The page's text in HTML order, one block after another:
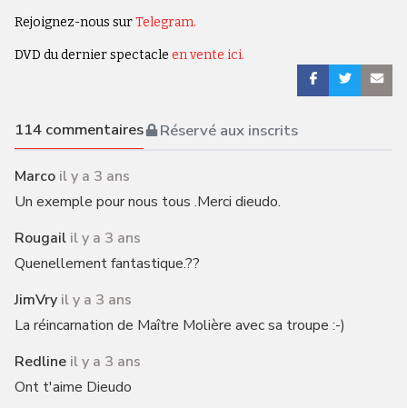
Rejoignez-nous surTelegram.
DVD du dernier spectacle en vente ici.
114commentaires Réservé aux inscrits
Marco il y a 3 ans
Un exemple pour nous tous .Merci dieudo.
Rougail il y a 3 ans
Quenellement fantastique.??
JimVry il y a 3 ans
La réincarnation de Maître Molière avec sa troupe :-)
Redline il y a 3 ans
Ont t'aime Dieudo